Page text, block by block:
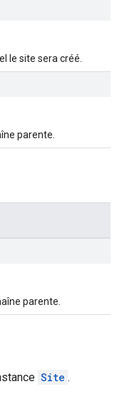
le site sera créé.
parente.
parente.
Site .